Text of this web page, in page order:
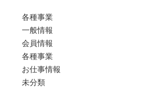
各種事業
一般情報
会員情報
各種事業
お仕事情報
未分類